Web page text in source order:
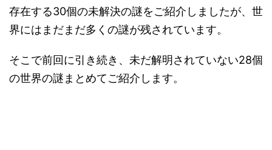
存在する30個の未解決の謎をご紹介しましたが、世
界にはまだまだ多くの謎が残されています。
そこで前回に引き続き、未だ解明されていない28個
の世界の謎まとめてご紹介します。